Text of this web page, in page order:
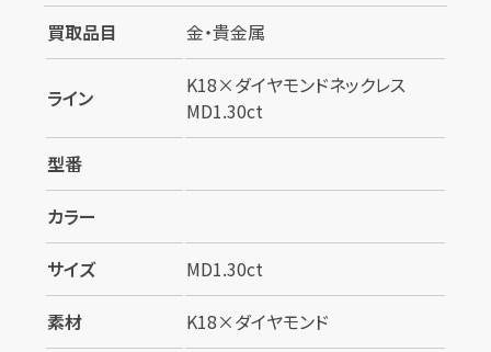
買取品目 金・貴金属
ライン
K18×ダイヤモンドネックレス
MD1.30ct
型番
カラー
サイズ
MD1.30ct
素材
K18×ダイヤモンド